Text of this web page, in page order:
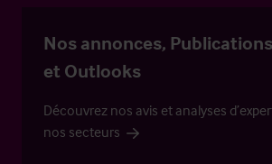
Nos annonces,
et Outlooks
Découvrez nos avis et analyses
nos secteurs